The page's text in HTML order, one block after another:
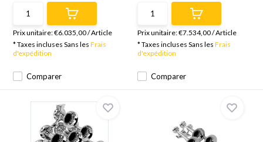
Comparer
Prix unitaire:€6.035,00/Article
* Taxes incluses Sans lesFrais
d'expédition
Comparer
Prix unitaire:€7.534,00/Article
* Taxes incluses Sans les Frais
d'expédition